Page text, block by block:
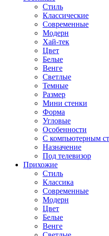
Стиль
Классические
Современные
Модерн
Хай-тек
Цвет
Белые
Венге
Светлые
Темные
Размер
Мини стенки
Форма
Угловые
Особенности
С компьютерным
Назначение
Под телевизор
Прихожие
Стиль
Классика
Современные
Модерн
Цвет
Белые
Венге